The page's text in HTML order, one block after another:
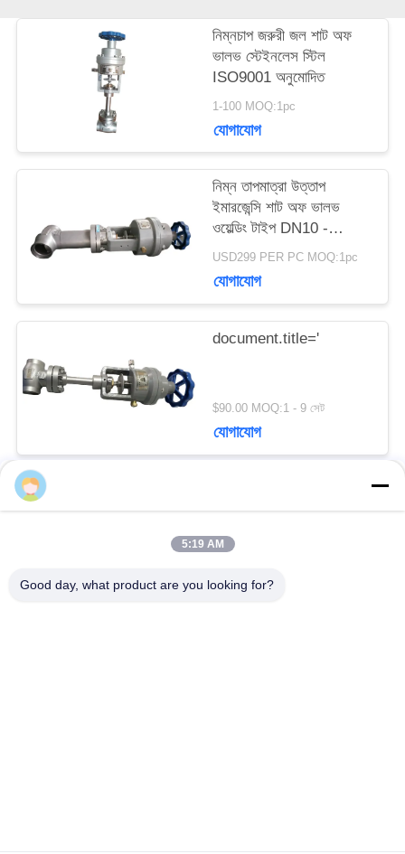
কেস
আবেদন
সাইট
ম্যাপ
গোপনীয়তা
নীতি
নিম্নচাপ জরুরী জল শাট অফ
ভালভ স্টেইনলেস স্টিল
ISO9001 অনুমোদিত
1-100 MOQ:1pc
যোগাযোগ
নিম্ন তাপমাত্রা উত্তাপ
ইমারজেন্সি শাট অফ ভালভ
ওয়েল্ডিং টাইপ DN10 -
40mm
USD299 PER PC MOQ:1pc
যোগাযোগ
document.title='
$90.00 MOQ:1 - 9 সেট
যোগাযোগ
সব
ক্রায়োজেনিক গ্লোব ভালভ ক্রায়োজেনিক বল ভালভ
5:19 AM
Good day, what product are you looking for?